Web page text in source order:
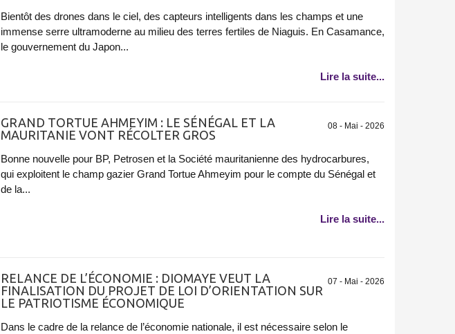
Bientôt des drones dans le ciel, des capteurs intelligents dans les champs et une
immense serre ultramoderne au milieu des terres fertiles de Niaguis. En Casamance,
le gouvernement du Japon...
Lire la suite...
08 - Mai - 2026
GRAND TORTUE AHMEYIM : LE SÉNÉGAL ET LA
MAURITANIE VONT RÉCOLTER GROS
Bonne nouvelle pour BP, Petrosen et la Société mauritanienne des hydrocarbures,
qui exploitent le champ gazier Grand Tortue Ahmeyim pour le compte du Sénégal et
de la...
Lire la suite...
07 - Mai - 2026
RELANCE DE L’ÉCONOMIE : DIOMAYE VEUT LA
FINALISATION DU PROJET DE LOI D’ORIENTATION SUR
LE PATRIOTISME ÉCONOMIQUE
Dans le cadre de la relance de l’économie nationale, il est nécessaire selon le